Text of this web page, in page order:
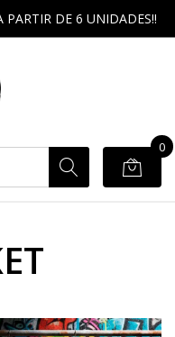
PARTIR DE 6 UNIDADES!!
0